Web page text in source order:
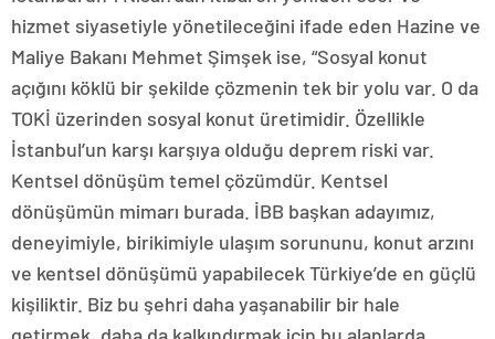
hizmet siyasetiyle yönetileceğini ifade eden Hazine ve
Maliye Bakanı Mehmet Şimşek ise, “Sosyal konut
açığını köklü bir şekilde çözmenin tek bir yolu var. O da
TOKİ üzerinden sosyal konut üretimidir. Özellikle
İstanbul’un karşı karşıya olduğu deprem riski var.
Kentsel dönüşüm temel çözümdür. Kentsel
dönüşümün mimarı burada. İBB başkan adayımız,
deneyimiyle, birikimiyle ulaşım sorununu, konut arzını
ve kentsel dönüşümü yapabilecek Türkiye’de en güçlü
kişiliktir. Biz bu şehri daha yaşanabilir bir hale